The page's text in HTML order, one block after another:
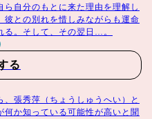
の配信は
Company Limited
ら自分のもとに来た理由を理解し
彼との別れを惜しみながらも運命
る。そして、その翌日…。
る
、張秀萍（ちょうしゅうへい）と
何か知っている可能性が高いと聞